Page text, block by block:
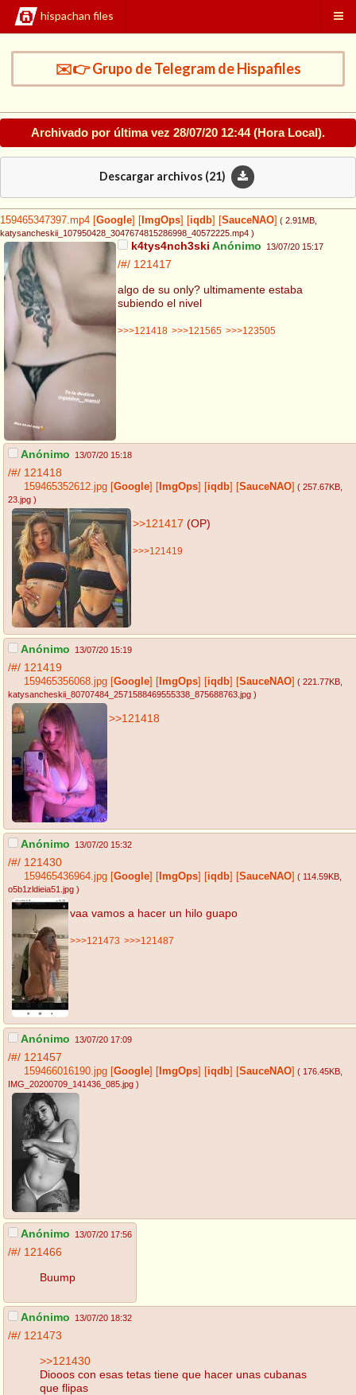
hispachan files
✉️👉 Grupo de Telegram de Hispafiles
Archivado por última vez 28/07/20 12:44(Hora Local).
Descargar archivos (21)
159465347397.mp4 Google ImgOps iqdb SauceNAO ( 2.91MB
katysancheskii_107950428_3047674815286998_40572225.mp4 )
k4tys4nch3ski Anónimo 13/07/20 15:17
/#/ 121417
algo de su only? ultimamente estaba
subiendo el nivel
>>>121418 >>>121565 >>>123505
Anónimo 13/07/20 15:18
/#/ 121418
159465352612.jpg [Google] [ ImgOps] [iqdb] [SauceNAO] ( 257.67KB
23.jpg )
>>121417 (OP)
>>>121419
Anónimo 13/07/20 15:19
/#/ 121419
159465356068.jpg [Google] [ ImgOps] [iqdb] [SauceNAO] ( 221.77KB
katysancheskii_80707484_2571588469555338_875688763.jpg )
>>121418
Anónimo 13/07/20 15:32
/#/ 121430
159465436964.jpg [Google] [ ImgOps] [iqdb] [SauceNAO] ( 114.59KB
o5b1zldieia51.jpg )
vaa vamos a hacer un hilo guapo
>>>121473 >>>121487
Anónimo 13/07/20 17:09
/#/ 121457
159466016190.jpg [Google] [ ImgOps] [iqdb] [SauceNAO] ( 176.45KB
IMG_20200709_141436_085.jpg )
Anónimo 13/07/20 17:56
/#/ 121466
Buump
Anónimo 13/07/20 18:32
/#/ 121473
>>121430
Diooos con esas tetas tiene que hacer unas cubanas
que flipas